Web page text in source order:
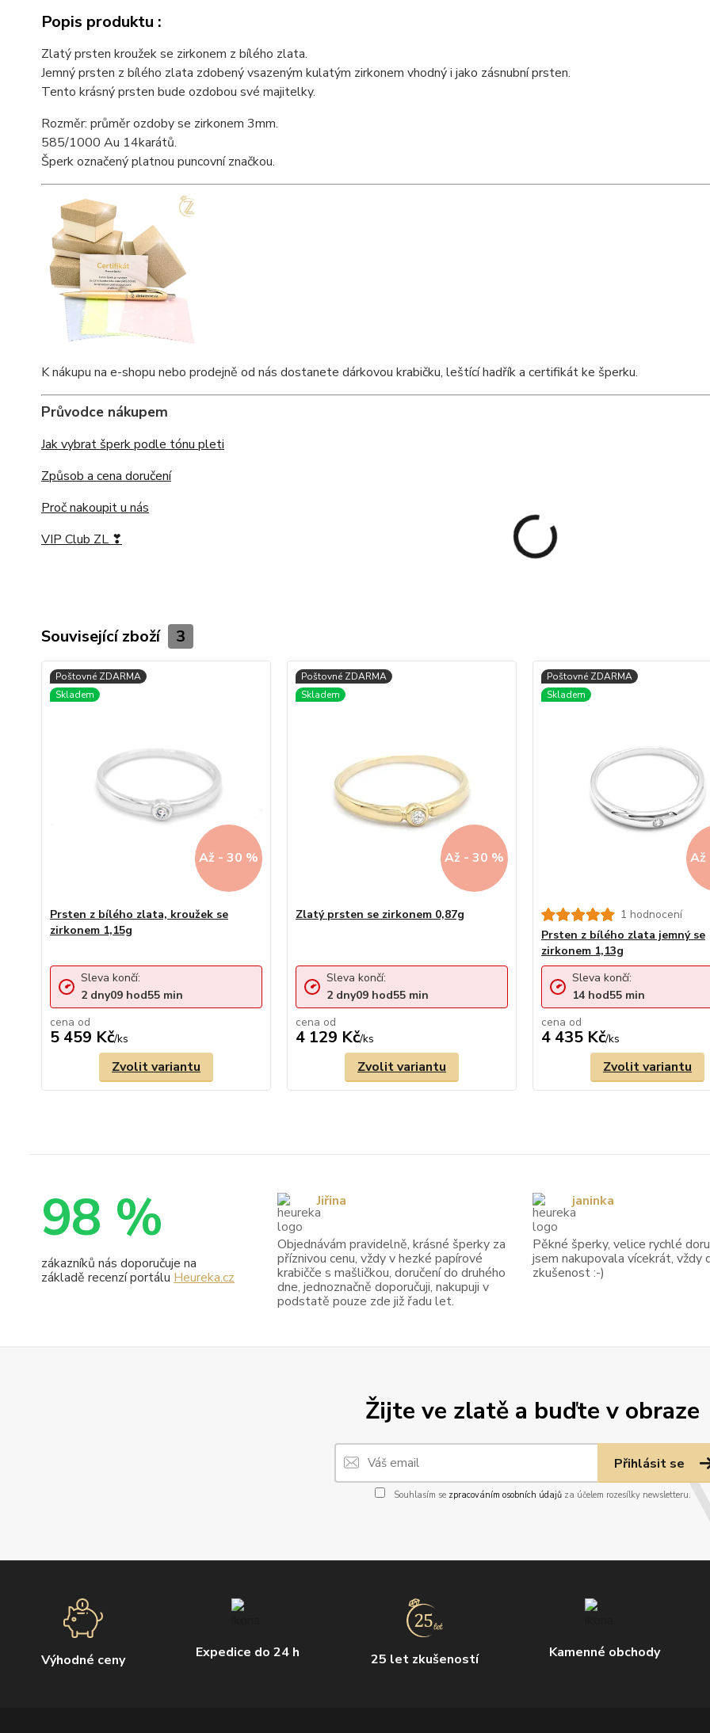
Popis produktu :
Zlatý prsten kroužek se zirkonem z bílého zlata.
Jemný prsten z bílého zlata zdobený vsazeným kulatým zirkonem vhodný i jako zásnubní prsten.
Tento krásný prsten bude ozdobou své majitelky.
Rozměr: průměr ozdoby se zirkonem 3mm.
585/1000 Au 14karátů.
Šperk označený platnou puncovní značkou.
K nákupu na e-shopu nebo prodejně od nás dostanete dárkovou krabičku, leštící hadřík a certifikát ke šperku.
Průvodce nákupem
Jak vybrat šperk podle tónu pleti
Způsob a cena doručení
Proč nakoupit u nás
VIP Club ZL ❣
Související zboží 3
Až - 30 %
Prsten z bílého zlata, kroužek se
zirkonem 1,15g
cena od
5 459 Kč/ks
Sleva končí:
2 dny09 hod55 min
Zvolit variantu
Až - 30 %
Zlatý prsten se zirkonem 0,87g
cena od
4 129 Kč/ks
Sleva končí:
2 dny09 hod55 min
Zvolit variantu
Až
1 hodnocení
Prsten z bílého zlata jemný se
zirkonem 1,13g
cena od
4 435 Kč/ks
Sleva končí:
14 hod55 min
Zvolit variantu
Žijte ve zlatě a buďte v obraze
Přihlásit se
Souhlasím se zpracováním osobních údajůza účelem rozesílky newsletteru.
Výhodné ceny Expedice do 24 h 25 let zkušeností Kamenné obchody
98 %
zákazníků nás doporučuje na
základě recenzí portálu Heureka.cz
Objednávám pravidelně, krásné šperky za
příznivou cenu, vždy v hezké papírové
krabičče s mašličkou, doručení do druhého
dne, jednoznačně doporučuji, nakupuji v
podstatě pouze zde již řadu let.
Jiřina
Pěkné šperky, velice rychlé
jsem nakupovala vícekrát, vždy
zkušenost :-)
janinka